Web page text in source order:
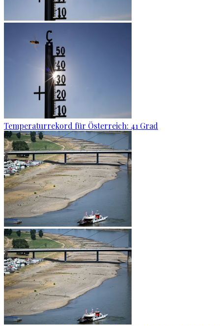
Temperaturrekord für Österreich: 41 Grad